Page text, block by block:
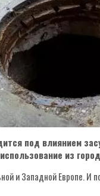
под влиянием
из
и Западной Европе. И